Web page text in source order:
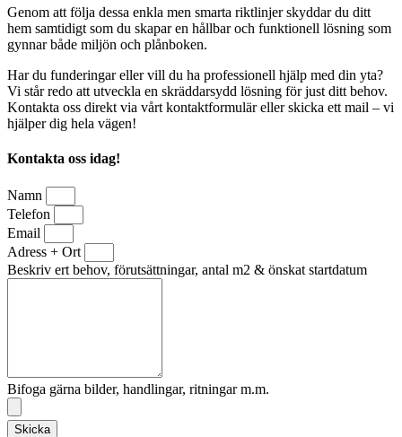
Genom att följa dessa enkla men smarta riktlinjer skyddar du ditt
hem samtidigt som du skapar en hållbar och funktionell lösning som
gynnar både miljön och plånboken.
Har du funderingar eller vill du ha professionell hjälp med din yta?
Vi står redo att utveckla en skräddarsydd lösning för just ditt behov.
Kontakta oss direkt via vårt kontaktformulär eller skicka ett mail – vi
hjälper dig hela vägen!
Kontakta oss idag!
Namn
Telefon
Email
Adress + Ort
Beskriv ert behov, förutsättningar, antal m2 & önskat startdatum
Bifoga gärna bilder, handlingar, ritningar m.m.
Skicka